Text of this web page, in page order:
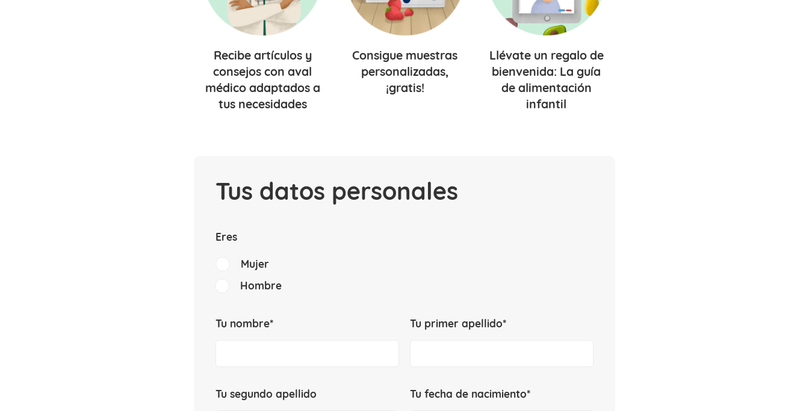
Recibe artículos y
consejos con aval
médico adaptados a
tus necesidades
Consigue muestras
personalizadas,
¡gratis!
Llévate un regalo de
bienvenida: La guía
de alimentación
infantil
Tus datos personales
Eres
Mujer
Hombre
Tu nombre* Tu primer apellido*
Tu segundo apellido Tu fecha de nacimiento*